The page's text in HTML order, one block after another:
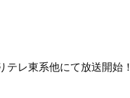
レ東系他にて放送開始！